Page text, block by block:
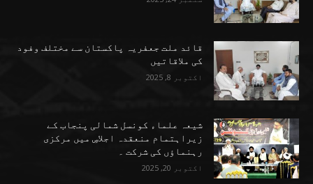
قائد ملت جعفریہ پاکستان سے مختلف وفود
کی ملاقاتیں
اکتوبر 8, 2025
شیعہ علماء کونسل شمالی پنجاب کے
زیراہتمام منعقدہ اجلاسِ میں مرکزی
رہنماؤں کی شرکت ۔
اکتوبر 20, 2025